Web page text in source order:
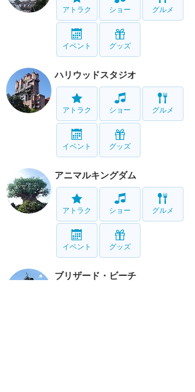
アトラク ショー グルメ
イベント グッズ
ハリウッドスタジオ
アトラク ショー グルメ
イベント グッズ
アニマルキングダム
アトラク ショー グルメ
イベント グッズ
ブリザード・ビーチ